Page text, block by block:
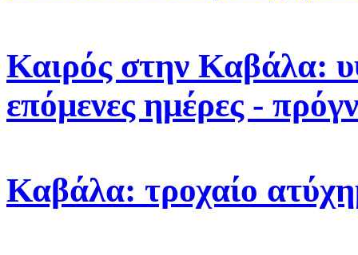
Καιρός στην Καβάλα:
επόμενες ημέρες -
Καβάλα: τροχαίο